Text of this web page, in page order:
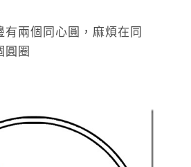
有兩個同心圓，麻煩在同
圓圈